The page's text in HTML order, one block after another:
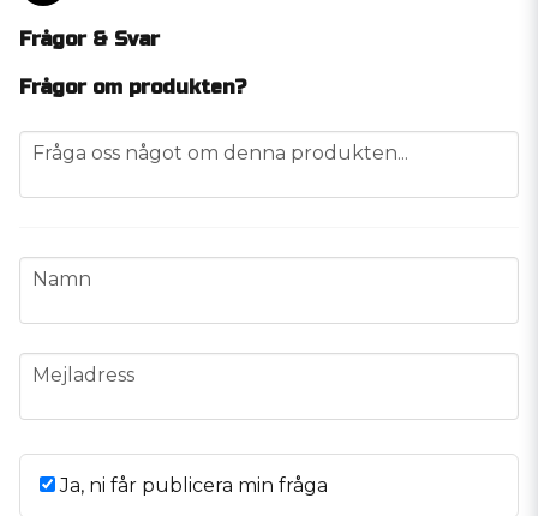
Frågor & Svar
Frågor om produkten?
question
Fråga oss något om denna produkten...
name
Namn
email
Mejladress
Ja, ni får publicera min fråga